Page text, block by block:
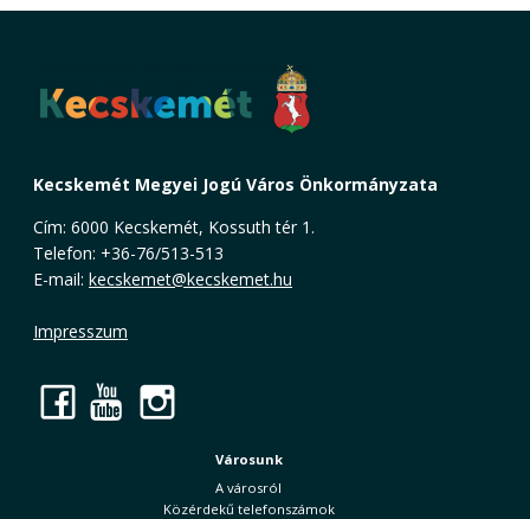
Kecskemét Megyei Jogú Város Önkormányzata
Cím: 6000 Kecskemét, Kossuth tér 1.
Telefon: +36-76/513-513
E-mail: kecskemet@kecskemet.hu
Impresszum
Facebook
YouTube
Városunk
A városról
Közérdekű telefonszámok